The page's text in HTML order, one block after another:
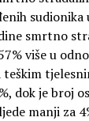
sudionika
smrtno
više u
teškim
dok je broj
manji za